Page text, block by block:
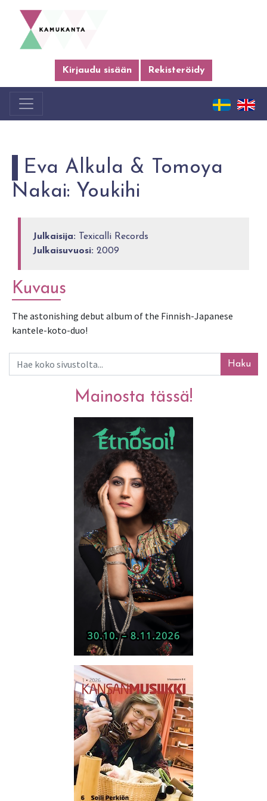
Kirjaudu sisään Rekisteröidy
Eva Alkula & Tomoya
Nakai: Youkihi
Julkaisija: Texicalli Records
Julkaisuvuosi: 2009
Kuvaus
The astonishing debut album of the Finnish-Japanese
kantele-koto-duo!
Haku
Mainosta tässä!